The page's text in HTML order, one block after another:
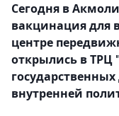
Сегодня в
вакцинация для
центре
открылись в ТРЦ
внутренней